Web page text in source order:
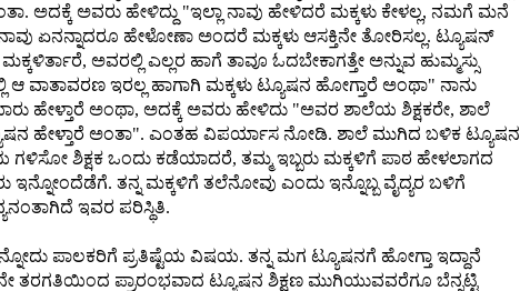
ಅದಕ್ಕೆ ಅವರು ಹೇಳಿದ್ದು "ಇಲ್ಲಾ ನಾವು ಹೇಳಿದರೆ ಮಕ್ಕಳು ಕೇಳಲ್ಲ, ನಮಗೆ ಮನೆ
ನಾವು ಏನನ್ನಾದರೂ ಹೇಳೋಣಾ ಅಂದರೆ ಮಕ್ಕಳು ಆಸಕ್ತಿನೇ ತೋರಿಸಲ್ಲ. ಟ್ಯೂಷನ್
ಅವರಲ್ಲಿ ಎಲ್ಲರ ಹಾಗೆ ತಾವೂ ಓದಬೇಕಾಗತ್ತೇ ಅನ್ನುವ ಹುಮ್ಮಸ್ಸು
ಆ ವಾತಾವರಣ ಇರಲ್ಲ ಹಾಗಾಗಿ ಮಕ್ಕಳು ಟ್ಯೂಷನ ಹೋಗ್ತಾರೆ ಅಂಥಾ" ನಾನು
ಹೇಳ್ತಾರೆ ಅಂಥಾ, ಅದಕ್ಕೆ ಅವರು ಹೇಳಿದು "ಅವರ ಶಾಲೆಯ ಶಿಕ್ಷಕರೇ, ಶಾಲೆ
ಹೇಳ್ತಾರೆ ಅಂತಾ". ಎಂತಹ ವಿಪರ್ಯಾಸ ನೋಡಿ. ಶಾಲೆ ಮುಗಿದ ಬಳಿಕ ಟ್ಯೂಷನ
ಶಿಕ್ಷಕ ಒಂದು ಕಡೆಯಾದರೆ, ತಮ್ಮ ಇಬ್ಬರು ಮಕ್ಕಳಿಗೆ ಪಾಠ ಹೇಳಲಾಗದ
ಇನ್ನೋಂದೆಡೆಗೆ. ತನ್ನ ಮಕ್ಕಳಿಗೆ ತಲೆನೋವು ಎಂದು ಇನ್ನೊಬ್ಬ ವೈದ್ಯರ ಬಳಿಗೆ
ಇವರ ಪರಿಸ್ಥಿತಿ.
ಪಾಲಕರಿಗೆ ಪ್ರತಿಷ್ಟೆಯ ವಿಷಯ. ತನ್ನ ಮಗ ಟ್ಯೂಷನಗೆ ಹೋಗ್ತಾ ಇದ್ದಾನೆ
ತರಗತಿಯಿಂದ ಪ್ರಾರಂಭವಾದ ಟ್ಯೂಷನ ಶಿಕ್ಷಣ ಮುಗಿಯುವವರೆಗೂ ಬೆನ್ನಟ್ಟಿ